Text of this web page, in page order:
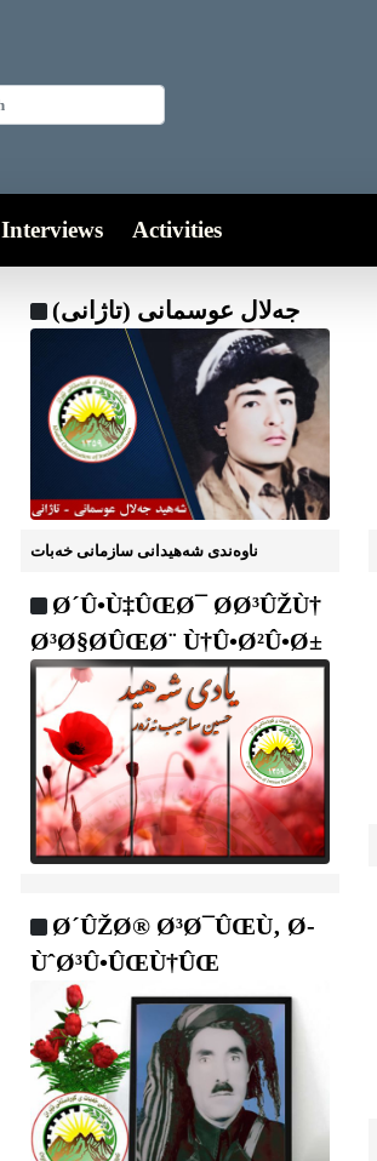
Interviews Activities
جەلال عوسمانی (تاژانی)
ناوه‌ندی شه‌هیدانی سازمانی خه‌بات
Ø´Û•Ù‡ÛŒØ¯ Ø­Ø³ÛŽÙ†
Ø³Ø§Ø­ÛŒØ¨ Ù†Û•Ø²Û•Ø±
Ø´ÛŽØ® Ø³Ø¯ÛŒÙ‚ Ø­
ÙˆØ³Û•ÛŒÙ†ÛŒ